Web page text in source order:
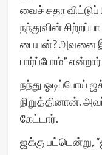
வைச் சதா விட்டுப்
நந்துவின்
பையன்? அவனை
பார்ப்போம்”
நந்து ஓடிப்போய்
நிறுத்தினான்.
கேட்டார்.
ஜக்கு பட்டென்று,